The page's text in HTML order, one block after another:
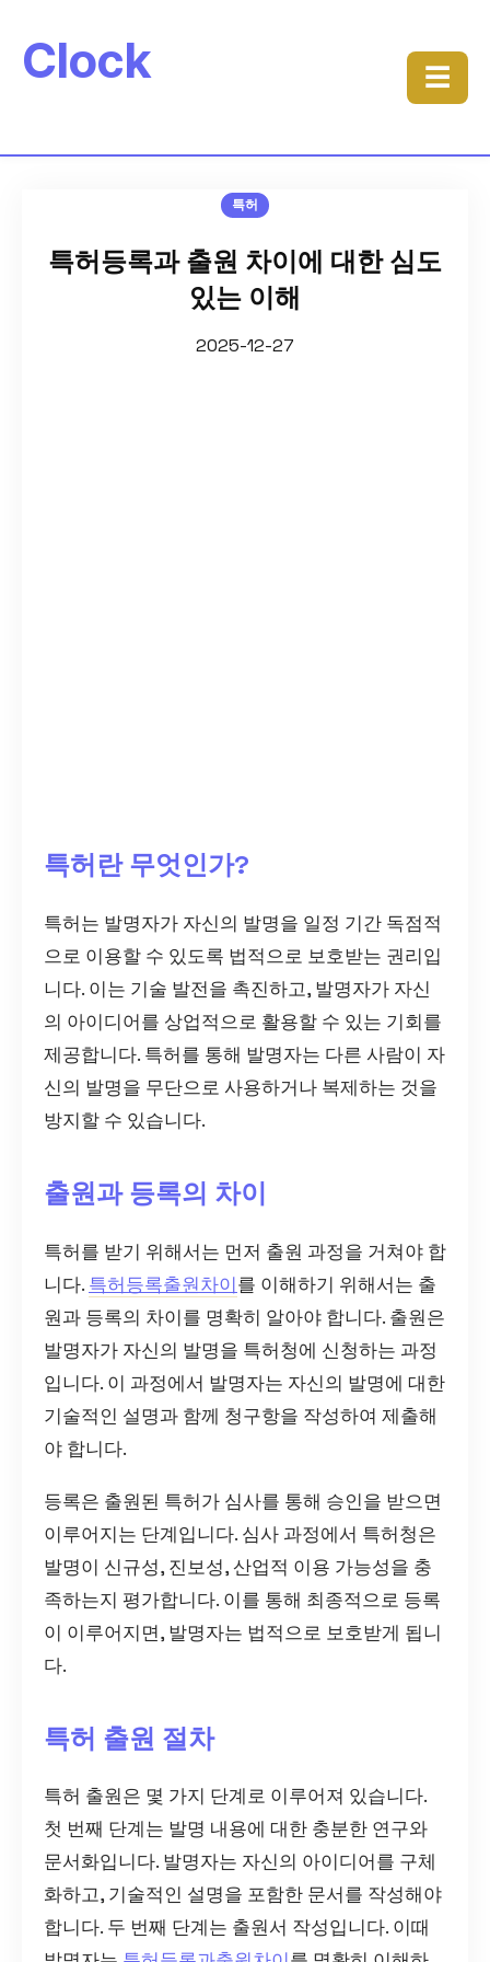
Clock ☰
특허
특허등록과 출원 차이에 대한 심도
있는 이해
2025-12-27
특허란 무엇인가?
특허는 발명자가 자신의 발명을 일정 기간 독점적
으로 이용할 수 있도록 법적으로 보호받는 권리입
니다. 이는 기술 발전을 촉진하고, 발명자가 자신
의 아이디어를 상업적으로 활용할 수 있는 기회를
제공합니다. 특허를 통해 발명자는 다른 사람이 자
신의 발명을 무단으로 사용하거나 복제하는 것을
방지할 수 있습니다.
출원과 등록의 차이
특허를 받기 위해서는 먼저 출원 과정을 거쳐야 합
니다. 특허등록출원차이를 이해하기 위해서는 출
원과 등록의 차이를 명확히 알아야 합니다. 출원은
발명자가 자신의 발명을 특허청에 신청하는 과정
입니다. 이 과정에서 발명자는 자신의 발명에 대한
기술적인 설명과 함께 청구항을 작성하여 제출해
야 합니다.
등록은 출원된 특허가 심사를 통해 승인을 받으면
이루어지는 단계입니다. 심사 과정에서 특허청은
발명이 신규성, 진보성, 산업적 이용 가능성을 충
족하는지 평가합니다. 이를 통해 최종적으로 등록
이 이루어지면, 발명자는 법적으로 보호받게 됩니
다.
특허 출원 절차
특허 출원은 몇 가지 단계로 이루어져 있습니다.
첫 번째 단계는 발명 내용에 대한 충분한 연구와
문서화입니다. 발명자는 자신의 아이디어를 구체
화하고, 기술적인 설명을 포함한 문서를 작성해야
합니다. 두 번째 단계는 출원서 작성입니다. 이때